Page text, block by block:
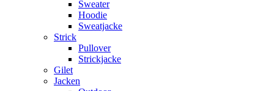
Sweater
Hoodie
Sweatjacke
Strick
Pullover
Strickjacke
Gilet
Jacken